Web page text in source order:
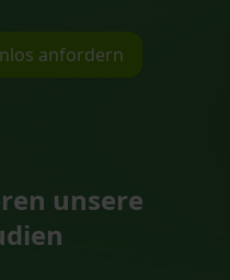
anfordern
unsere